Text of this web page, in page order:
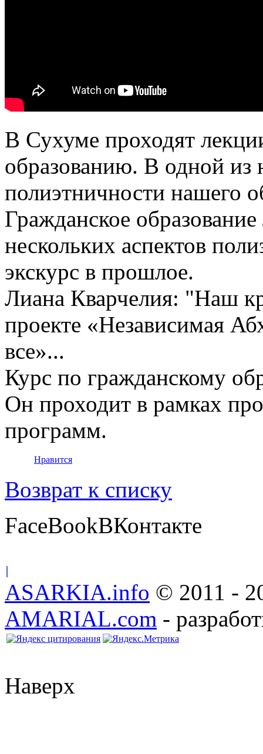
В Сухуме проходят
образованию. В одной из
полиэтничности нашего
Гражданское
нескольких аспектов
экскурс в прошлое.
Лиана Кварчелия: "Наш
проекте «Независимая
все»...
Курс по гражданскому
Он проходит в рамках
программ.
Нравится
Возврат к списку
FaceBookВКонтакте
ASARKIA.info © 2011 -
AMARIAL.com -
Наверх